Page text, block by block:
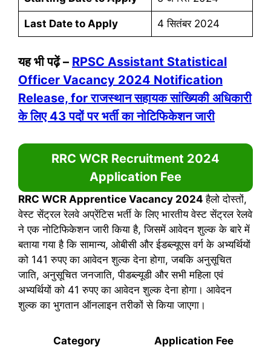
Last Date to Apply 4 सितंबर 2024
यह भी पढ़ें – RPSC Assistant Statistical
Officer Vacancy 2024 Notification
Release, for राजस्थान सहायक सांख्यिकी अधिकारी
के लिए 43 पदों पर भर्ती का नोटिफिकेशन जारी
RRC WCR Recruitment 2024
Application Fee
RRC WCR Apprentice Vacancy 2024 हैलो दोस्तों,
वेस्ट सेंट्रल रेलवे अप्रेंटिस भर्ती के लिए भारतीय वेस्ट सेंट्रल रेलवे
ने एक नोटिफिकेशन जारी किया है, जिसमें आवेदन शुल्क के बारे में
बताया गया है कि सामान्य, ओबीसी और ईडब्ल्यूएस वर्ग के अभ्यर्थियों
को 141 रुपए का आवेदन शुल्क देना होगा, जबकि अनुसूचित
जाति, अनुसूचित जनजाति, पीडब्ल्यूडी और सभी महिला एवं
अभ्यर्थियों को 41 रुपए का आवेदन शुल्क देना होगा। आवेदन
शुल्क का भुगतान ऑनलाइन तरीकों से किया जाएगा।
Category Application Fee